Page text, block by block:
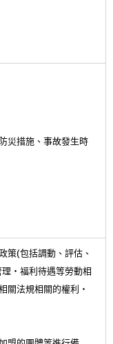
災措施、事故發生時
策(包括調動、評估、
・福利待遇等勞動相
關法規相關的權利・